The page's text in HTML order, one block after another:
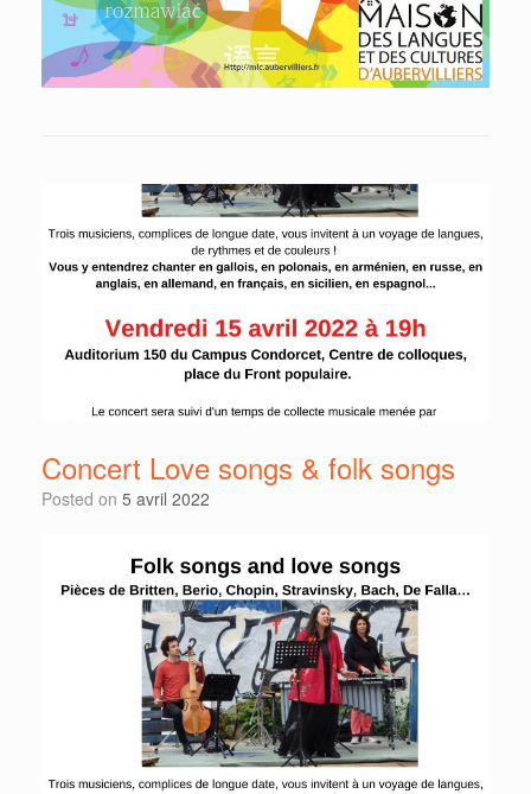
Concert Love songs & folk songs
Posted on 5 avril 2022